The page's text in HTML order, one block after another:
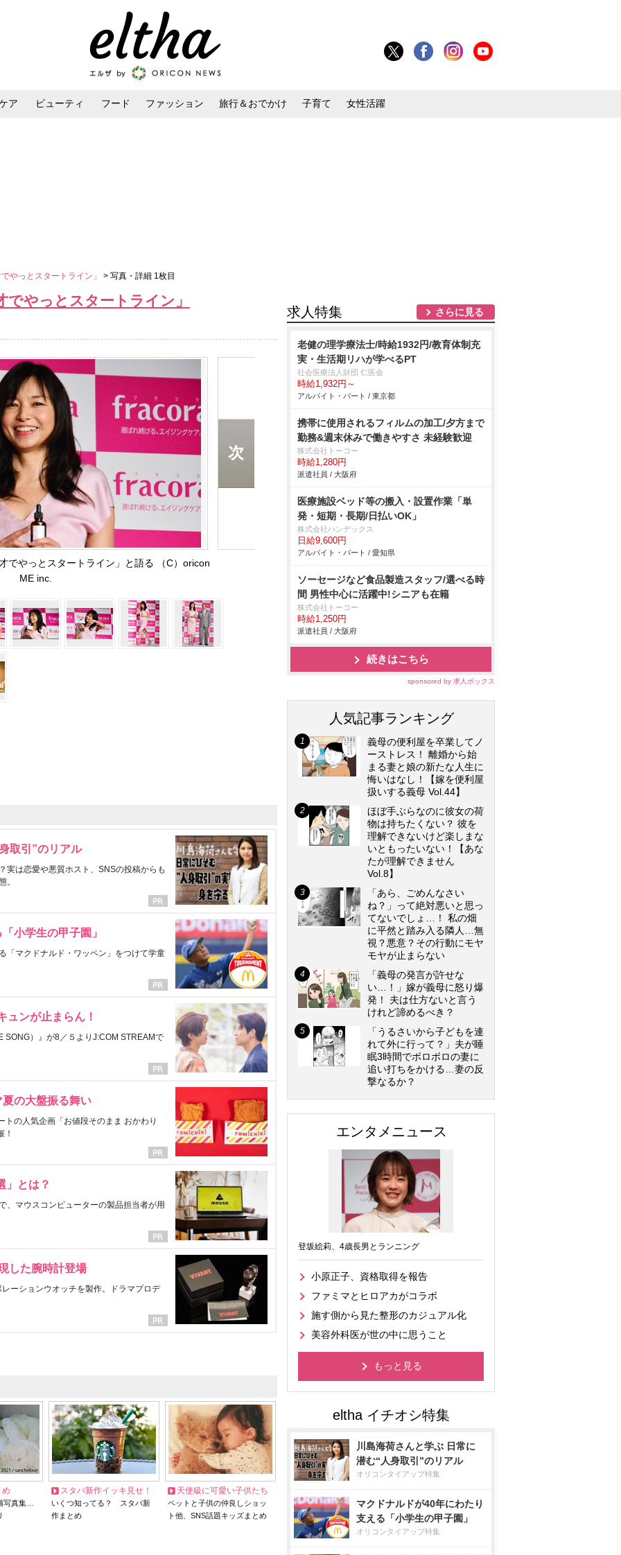
ア ビューティ フード ファッション 旅行＆おでかけ 子育て 女性活躍
やっとスタートライン」 > 写真・詳細 1枚目
でやっとスタートライン」
でやっとスタートライン」と語る （C）oricon
ME inc.
取引”のリアル
実は恋愛や悪質ホスト、SNSの投稿からも
。
小学生の甲子園」
「マクドナルド・ワッペン」をつけて学童
ュンが止まらん！
SONG）』が8／５よりJ:COM STREAMで
の大盤振る舞い
の人気企画「お値段そのまま おかわり
！
」とは？
、マウスコンピューターの製品担当者が用
した腕時計登場
ーションウオッチを製作。ドラマプロデ
め
写真集…
スタバ新作イッキ見せ！
いくつ知ってる？ スタバ新
作まとめ
天使級に可愛い子供たち
ペットと子供の仲良しショッ
ト他、SNS話題キッズまとめ
求人特集 さらに見る
老健の理学療法士/時給1932円/教育体制充
実・生活期リハが学べるPT
社会医療法人財団 仁医会
時給1,932円～
アルバイト・パート / 東京都
携帯に使用されるフィルムの加工/夕方まで
勤務&週末休みで働きやすさ 未経験歓迎
株式会社トーコー
時給1,280円
派遣社員 / 大阪府
医療施設ベッド等の搬入・設置作業「単
発・短期・長期/日払いOK」
株式会社ハンデックス
日給9,600円
アルバイト・パート / 愛知県
ソーセージなど食品製造スタッフ/選べる時
間 男性中心に活躍中!シニアも在籍
株式会社トーコー
時給1,250円
派遣社員 / 大阪府
続きはこちら
sponsored by 求人ボックス
人気記事ランキング
義母の便利屋を卒業してノ
ーストレス！ 離婚から始
まる妻と娘の新たな人生に
悔いはなし！【嫁を便利屋
扱いする義母 Vol.44】
ほぼ手ぶらなのに彼女の荷
物は持ちたくない？ 彼を
理解できないけど楽しまな
いともったいない！【あな
たが理解できません
Vol.8】
「あら、ごめんなさい
ね？」って絶対悪いと思っ
てないでしょ…！ 私の畑
に平然と踏み入る隣人…無
視？悪意？その行動にモヤ
モヤが止まらない
「義母の発言が許せな
い…！」嫁が義母に怒り爆
発！ 夫は仕方ないと言う
けれど諦めるべき？
「うるさいから子どもを連
れて外に行って？」夫が睡
眠3時間でボロボロの妻に
追い打ちをかける…妻の反
撃なるか？
エンタメニュース
登坂絵莉、4歳長男とランニング
小原正子、資格取得を報告
ファミマとヒロアカがコラボ
施す側から見た整形のカジュアル化
美容外科医が世の中に思うこと
もっと見る
川島海荷さんと学ぶ 日常に
潜む“人身取引”のリアル
オリコンタイアップ特集
マクドナルドが40年にわたり
支える「小学生の甲子園」
オリコンタイアップ特集